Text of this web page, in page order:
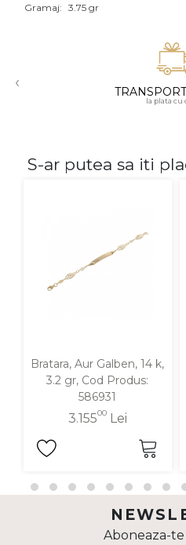
18K
Gramaj: 3.75 gr
‹
la plata cu
S-ar putea sa iti
Bratara, Aur Galben, 14 k,
3.2 gr, Cod Produs:
586931
3.15500Lei
Aboneaza-te